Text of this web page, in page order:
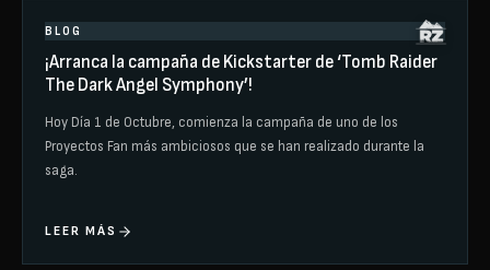
BLOG
¡Arranca la campaña de Kickstarter de ‘Tomb Raider
The Dark Angel Symphony’!
Hoy Día 1 de Octubre, comienza la campaña de uno de los
Proyectos Fan más ambiciosos que se han realizado durante la
saga.
LEER MÁS